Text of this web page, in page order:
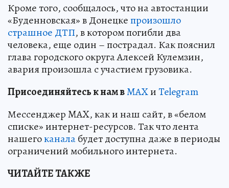
Кроме того, сообщалось, что на автостанции
«Буденновская» в Донецкепроизошло
страшное ДТП, в котором погибли два
человека, еще один – пострадал. Как пояснил
глава городского округа Алексей Кулемзин,
авария произошла с участием грузовика.
Присоединяйтесь к нам вMAXиTelegram
Мессенджер MAX, как и наш сайт, в «белом
списке» интернет-ресурсов. Так что лента
нашегоканалабудет доступна даже в периоды
ограничений мобильного интернета.
ЧИТАЙТЕ ТАКЖЕ